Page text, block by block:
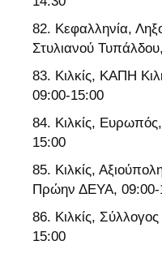
Κεφαλληνία,
Στυλιανού
Κιλκίς, ΚΑΠΗ
09:00-15:00
Κιλκίς,
15:00
Κιλκίς,
Πρώην ΔΕΥΑ, 09:00-
Κιλκίς,
15:00